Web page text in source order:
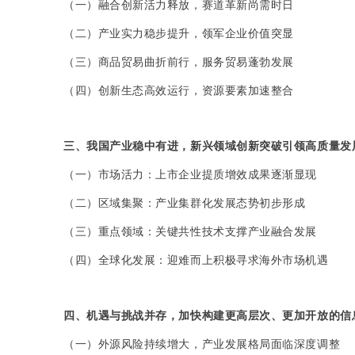
（一）融合创新活力释放，赛道革新尚需时日
（二）产业实力稳步提升，领军企业价值突显
（三）商品贸易曲折前行，服务贸易蓬勃发展
（四）创新生态高效运行，资源要素加速整合
三、我国产业稳中有进，新兴领域创新突破引领高质量发
（一）市场活力：上市企业提质增效成果逐渐显现
（二）区域集聚：产业集群化发展态势初步形成
（三）重点领域：关键共性技术支撑产业融合发展
（四）全球化发展：迎难而上积极寻求海外市场机遇
四、机遇与挑战并存，加快构建更高层次、更加开放的
（一）外源风险持续增大，产业发展格局面临深度调整